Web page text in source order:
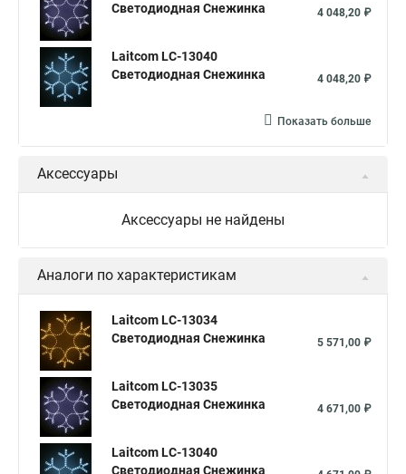
Светодиодная Снежинка
4 048,20 ₽
Laitcom LC-13040
Светодиодная Снежинка
4 048,20 ₽
Показать больше
Аксессуары
Аксессуары не найдены
Аналоги по характеристикам
Laitcom LC-13034
Светодиодная Снежинка
5 571,00 ₽
Laitcom LC-13035
Светодиодная Снежинка
4 671,00 ₽
Laitcom LC-13040
Светодиодная Снежинка